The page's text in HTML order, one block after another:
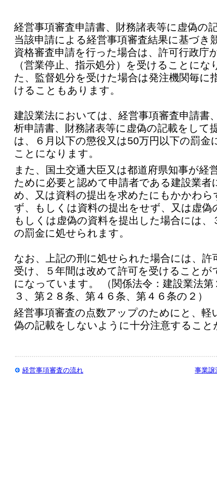
経営事項審査申請書、財務諸表等に虚偽の
当該申請による経営事項審査結果に基づき
資格審査申請を行った場合は、許可行政庁
（営業停止、指示処分）を受けることにな
た、監督処分を受けた場合は発注機関毎に
けることもあります。
建設業法においては、経営事項審査申請書
析申請書、財務諸表等に虚偽の記載をして
は、６月以下の懲役又は50万円以下の罰金
ことになります。
また、国土交通大臣又は都道府県知事が経
ために必要と認めて申請者である建設業者
め、又は資料の提出を求めたにもかかわら
ず、もしくは資料の提出をせず、又は虚偽
もしくは虚偽の資料を提出した場合には、
の罰金に処せられます。
なお、上記の刑に処せられた場合には、許
受け、５年間は改めて許可を受けることが
になっています。 （関係法令：建設業法第
３、第２８条、第４６条、第４６条の２）
経営事項審査の点数アップのためにと、軽
偽の記載をしないように十分注意すること
経営事項審査の流れ 事業譲